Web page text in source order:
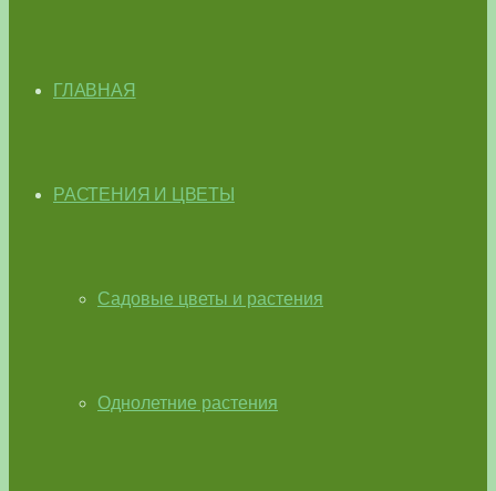
ГЛАВНАЯ
РАСТЕНИЯ И ЦВЕТЫ
Садовые цветы и растения
Однолетние растения